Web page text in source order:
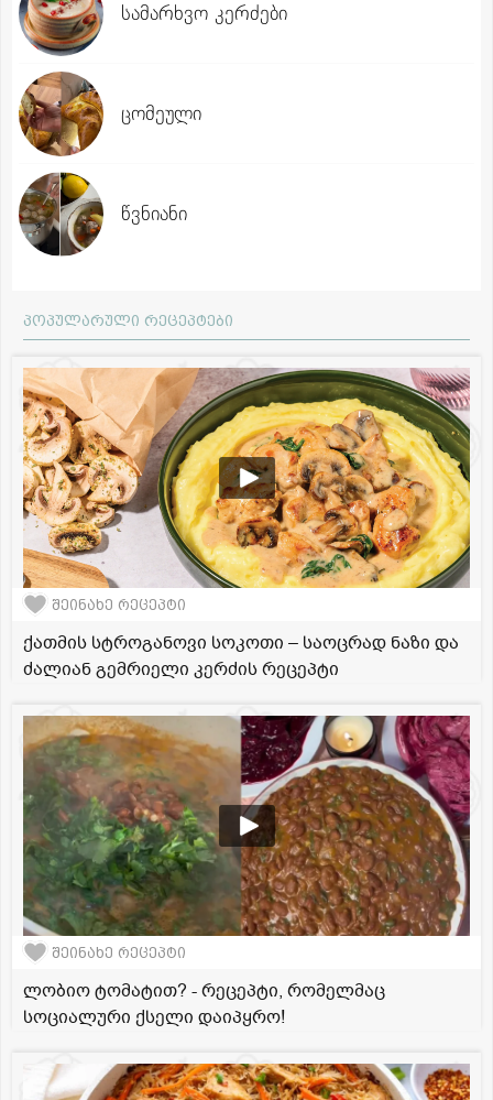
სამარხვო კერძები
ცომეული
წვნიანი
პოპულარული რეცეპტები
შეინახე რეცეპტი
ქათმის სტროგანოვი სოკოთი – საოცრად ნაზი და
ძალიან გემრიელი კერძის რეცეპტი
შეინახე რეცეპტი
ლობიო ტომატით? - რეცეპტი, რომელმაც
სოციალური ქსელი დაიპყრო!